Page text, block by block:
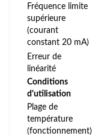
Fréquence limite
supérieure
(courant
constant 20 mA)
Erreur de
linéarité
Conditions
d'utilisation
Plage de
température
(fonctionnement)